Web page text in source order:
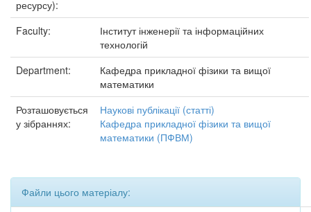
ресурсу):
Faculty:
Інститут інженерії та інформаційних
технологій
Department:
Кафедра прикладної фізики та вищої
математики
Розташовується
у зібраннях:
Наукові публікації (статті)
Кафедра прикладної фізики та вищої
математики (ПФВМ)
Файли цього матеріалу: